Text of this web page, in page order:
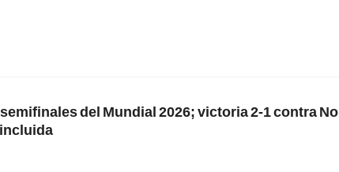
del Mundial 2026; victoria 2-1 contra